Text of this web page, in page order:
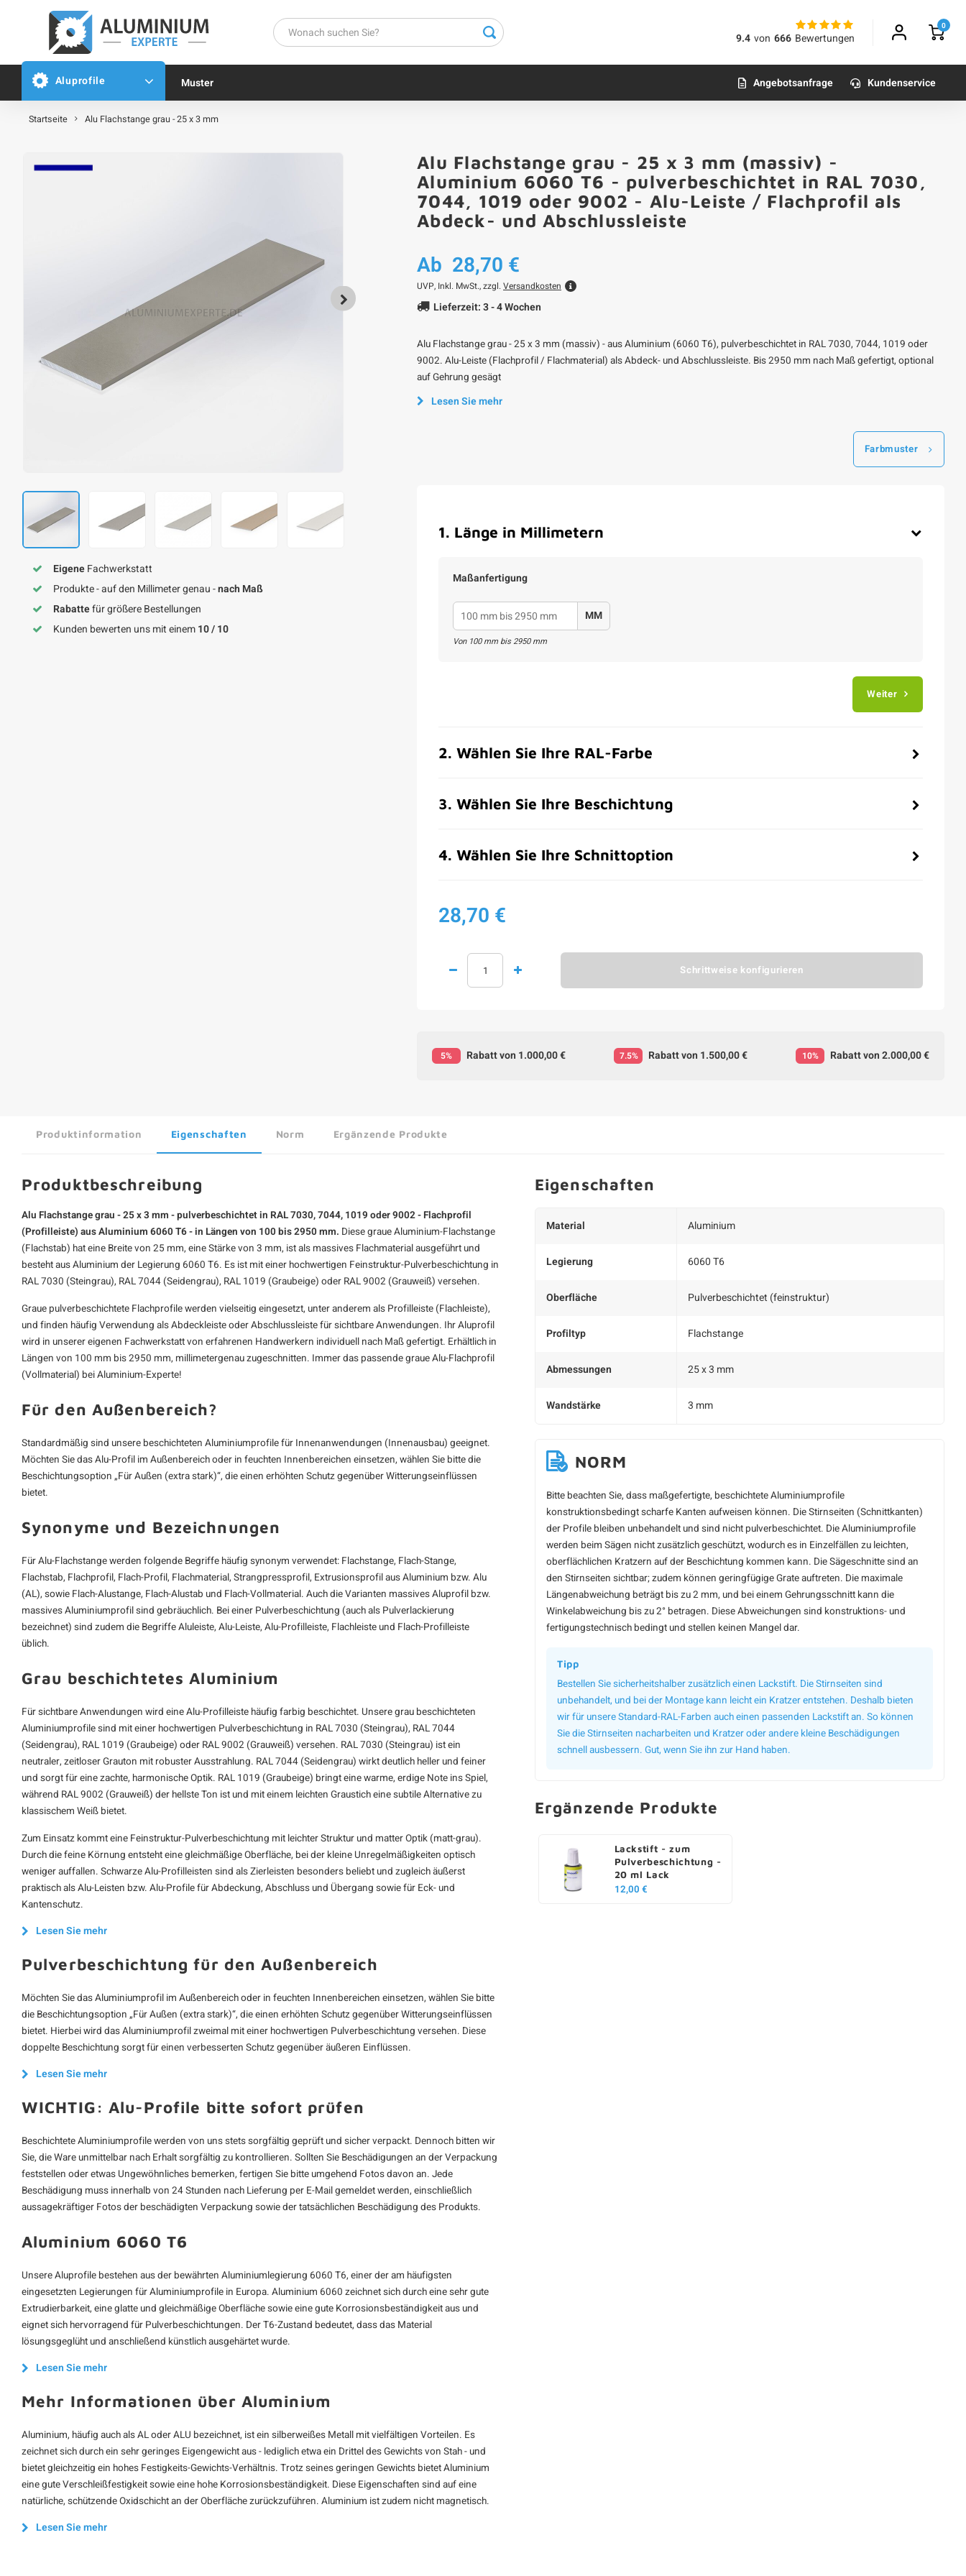
9.4 von 666 Bewertungen
0
Aluprofile Angebotsanfrage Kundenservice
Muster
Startseite Alu Flachstange grau - 25 x 3 mm
EigeneFachwerkstatt
Produkte - auf den Millimeter genau -nach Maß
Rabattefür größere Bestellungen
Kunden bewerten uns mit einem10 / 10
Alu Flachstange grau - 25 x 3 mm (massiv) -
Aluminium 6060 T6 - pulverbeschichtet in RAL 7030,
7044, 1019 oder 9002 - Alu-Leiste / Flachprofil als
Abdeck- und Abschlussleiste
Ab 28,70 €
UVP, Inkl. MwSt., zzgl. Versandkosten
Lieferzeit: 3 - 4 Wochen
Alu Flachstange grau - 25 x 3 mm (massiv) - aus Aluminium (6060 T6), pulverbeschichtet in RAL 7030, 7044, 1019 oder
9002. Alu-Leiste (Flachprofil / Flachmaterial) als Abdeck- und Abschlussleiste. Bis 2950 mm nach Maß gefertigt, optional
auf Gehrung gesägt
Lesen Sie mehr
Farbmuster
1. Länge in Millimetern
Maßanfertigung
MM
Von 100mm bis2950mm
Weiter
2. Wählen Sie Ihre RAL-Farbe
3. Wählen Sie Ihre Beschichtung
4. Wählen Sie Ihre Schnittoption
28,70 €
Schrittweise konfigurieren
5% Rabatt von 1.000,00 € 7.5% Rabatt von 1.500,00 € 10% Rabatt von 2.000,00 €
Produktinformation Eigenschaften Norm Ergänzende Produkte
Produktbeschreibung
Alu Flachstange grau - 25 x 3 mm - pulverbeschichtet in RAL 7030, 7044, 1019 oder 9002 - Flachprofil
(Profilleiste) aus Aluminium 6060 T6 - in Längen von 100 bis 2950 mm. Diese graueAluminium-Flachstange
(Flachstab) hat eine Breite von 25 mm, eine Stärke von 3 mm, ist als massives Flachmaterial ausgeführt und
besteht aus Aluminium der Legierung 6060 T6. Es ist mit einer hochwertigen Feinstruktur-Pulverbeschichtung in
RAL 7030 (Steingrau), RAL 7044 (Seidengrau), RAL 1019 (Graubeige) oder RAL 9002 (Grauweiß) versehen.
Graue pulverbeschichtete Flachprofile werden vielseitig eingesetzt, unter anderem als Profilleiste (Flachleiste),
und finden häufig Verwendung als Abdeckleiste oder Abschlussleiste für sichtbare Anwendungen. Ihr Aluprofil
wird in unserer eigenen Fachwerkstatt von erfahrenen Handwerkern individuell nach Maß gefertigt. Erhältlich in
Längen von 100 mm bis 2950 mm, millimetergenau zugeschnitten. Immer das passende graue Alu-Flachprofil
(Vollmaterial) bei Aluminium-Experte!
Für den Außenbereich?
Standardmäßig sind unsere beschichteten Aluminiumprofile für Innenanwendungen (Innenausbau) geeignet.
Möchten Sie das Alu-Profil im Außenbereich oder in feuchten Innenbereichen einsetzen, wählen Sie bitte die
Beschichtungsoption „Für Außen (extra stark)“, die einen erhöhten Schutz gegenüber Witterungseinflüssen
bietet.
Synonyme und Bezeichnungen
Für Alu-Flachstange werden folgende Begriffe häufig synonym verwendet: Flachstange, Flach-Stange,
Flachstab, Flachprofil, Flach-Profil, Flachmaterial, Strangpressprofil, Extrusionsprofil aus Aluminium bzw. Alu
(AL), sowie Flach-Alustange, Flach-Alustab und Flach-Vollmaterial. Auch die Varianten massives Aluprofil bzw.
massives Aluminiumprofil sind gebräuchlich. Bei einer Pulverbeschichtung (auch als Pulverlackierung
bezeichnet) sind zudem die Begriffe Aluleiste, Alu-Leiste, Alu-Profilleiste, Flachleiste und Flach-Profilleiste
üblich.
Grau beschichtetes Aluminium
Für sichtbare Anwendungen wird eine Alu-Profilleiste häufig farbig beschichtet. Unsere grau beschichteten
Aluminiumprofile sind mit einer hochwertigen Pulverbeschichtung in RAL 7030 (Steingrau), RAL 7044
(Seidengrau), RAL 1019 (Graubeige) oder RAL 9002 (Grauweiß) versehen. RAL 7030 (Steingrau) ist ein
neutraler, zeitloser Grauton mit robuster Ausstrahlung. RAL 7044 (Seidengrau) wirkt deutlich heller und feiner
und sorgt für eine zachte, harmonische Optik. RAL 1019 (Graubeige) bringt eine warme, erdige Note ins Spiel,
während RAL 9002 (Grauweiß) der hellste Ton ist und mit einem leichten Graustich eine subtile Alternative zu
klassischem Weiß bietet.
Zum Einsatz kommt eine Feinstruktur-Pulverbeschichtung mit leichter Struktur und matter Optik (matt-grau).
Durch die feine Körnung entsteht eine gleichmäßige Oberfläche, bei der kleine Unregelmäßigkeiten optisch
weniger auffallen. Schwarze Alu-Profilleisten sind als Zierleisten besonders beliebt und zugleich äußerst
praktisch als Alu-Leisten bzw. Alu-Profile für Abdeckung, Abschluss und Übergang sowie für Eck- und
Kantenschutz.
Lesen Sie mehr
Pulverbeschichtung für den Außenbereich
Möchten Sie das Aluminiumprofil im Außenbereich oder in feuchten Innenbereichen einsetzen, wählen Sie bitte
die Beschichtungsoption „Für Außen (extra stark)“, die einen erhöhten Schutz gegenüber Witterungseinflüssen
bietet. Hierbei wird das Aluminiumprofil zweimal mit einer hochwertigen Pulverbeschichtung versehen. Diese
doppelte Beschichtung sorgt für einen verbesserten Schutz gegenüber äußeren Einflüssen.
Lesen Sie mehr
WICHTIG: Alu-Profile bitte sofort prüfen
Beschichtete Aluminiumprofile werden von uns stets sorgfältig geprüft und sicher verpackt. Dennoch bitten wir
Sie, die Ware unmittelbar nach Erhalt sorgfältig zu kontrollieren. Sollten Sie Beschädigungen an der Verpackung
feststellen oder etwas Ungewöhnliches bemerken, fertigen Sie bitte umgehend Fotos davon an. Jede
Beschädigung muss innerhalb von 24 Stunden nach Lieferung per E-Mail gemeldet werden, einschließlich
aussagekräftiger Fotos der beschädigten Verpackung sowie der tatsächlichen Beschädigung des Produkts.
Aluminium 6060 T6
Unsere Aluprofile bestehen aus der bewährten Aluminiumlegierung 6060 T6, einer der am häufigsten
eingesetzten Legierungen für Aluminiumprofile in Europa. Aluminium 6060 zeichnet sich durch eine sehr gute
Extrudierbarkeit, eine glatte und gleichmäßige Oberfläche sowie eine gute Korrosionsbeständigkeit aus und
eignet sich hervorragend für Pulverbeschichtungen. Der T6-Zustand bedeutet, dass das Material
lösungsgeglüht und anschließend künstlich ausgehärtet wurde.
Lesen Sie mehr
Mehr Informationen über Aluminium
Aluminium, häufig auch als AL oder ALU bezeichnet, ist ein silberweißes Metall mit vielfältigen Vorteilen. Es
zeichnet sich durch ein sehr geringes Eigengewicht aus - lediglich etwa ein Drittel des Gewichts von Stah - und
bietet gleichzeitig ein hohes Festigkeits-Gewichts-Verhältnis. Trotz seines geringen Gewichts bietet Aluminium
eine gute Verschleißfestigkeit sowie eine hohe Korrosionsbeständigkeit. Diese Eigenschaften sind auf eine
natürliche, schützende Oxidschicht an der Oberfläche zurückzuführen. Aluminium ist zudem nicht magnetisch.
Lesen Sie mehr
Eigenschaften
Material Aluminium
Legierung 6060 T6
Oberfläche Pulverbeschichtet (feinstruktur)
Profiltyp Flachstange
Abmessungen 25 x 3 mm
Wandstärke 3 mm
NORM
Bitte beachten Sie, dass maßgefertigte, beschichtete Aluminiumprofile
konstruktionsbedingt scharfe Kanten aufweisen können. Die Stirnseiten (Schnittkanten)
der Profile bleiben unbehandelt und sind nicht pulverbeschichtet. Die Aluminiumprofile
werden beim Sägen nicht zusätzlich geschützt, wodurch es in Einzelfällen zu leichten,
oberflächlichen Kratzern auf der Beschichtung kommen kann. Die Sägeschnitte sind an
den Stirnseiten sichtbar; zudem können geringfügige Grate auftreten. Die maximale
Längenabweichung beträgt bis zu 2 mm, und bei einem Gehrungsschnitt kann die
Winkelabweichung bis zu 2° betragen. Diese Abweichungen sind konstruktions- und
fertigungstechnisch bedingt und stellen keinen Mangel dar.
Tipp
Bestellen Sie sicherheitshalber zusätzlich einen Lackstift. Die Stirnseiten sind
unbehandelt, und bei der Montage kann leicht ein Kratzer entstehen. Deshalb bieten
wir für unsere Standard-RAL-Farben auch einen passenden Lackstift an. So können
Sie die Stirnseiten nacharbeiten und Kratzer oder andere kleine Beschädigungen
schnell ausbessern. Gut, wenn Sie ihn zur Hand haben.
Ergänzende Produkte
Lackstift - zum
Pulverbeschichtung -
20 ml Lack
12,00 €